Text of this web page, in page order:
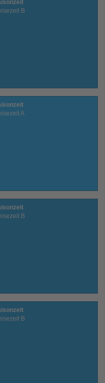
B
A
B
B